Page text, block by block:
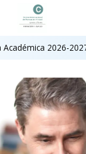
Académica 2026-